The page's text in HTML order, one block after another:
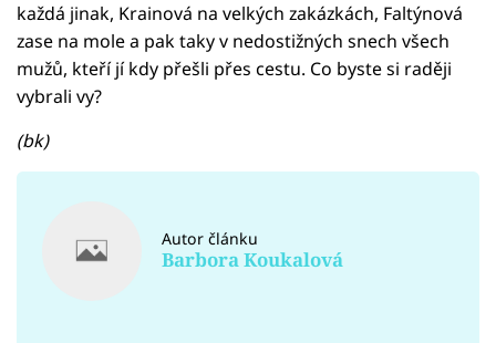
každá jinak, Krainová na velkých zakázkách, Faltýnová
zase na mole a pak taky v nedostižných snech všech
mužů, kteří jí kdy přešli přes cestu. Co byste si raději
vybrali vy?
(bk)
Autor článku
Barbora Koukalová